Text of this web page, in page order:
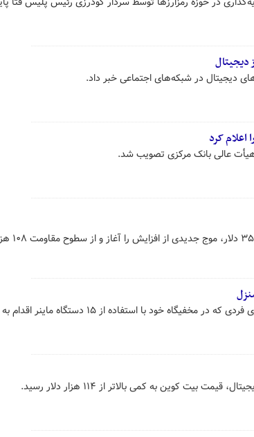
دیجیتال
دیجیتال در شبکه‌های اجتماعی خبر داد.
اعلام کرد
عالی بانک مرکزی تصویب شد.
قیمت بیت‌کوین از
سرکلانتر سوم پلیس پیشگیری پایتخت از دستگیری فردی که در مخفیگاه خود با استفاده
کوین به کمی بالاتر از ۱۱۴ هزار دلار رسید.